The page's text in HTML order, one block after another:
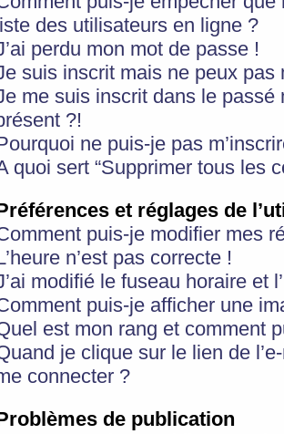
des utilisateurs en ligne ?
perdu mon mot de passe !
suis inscrit mais ne peux pas
me suis inscrit dans le
?!
ne puis-je pas
quoi sert “Supprimer tous les
et réglages de
puis-je modifier mes
n’est pas correcte !
modifié le fuseau horaire et
puis-je afficher une
est mon rang et comment
je clique sur le lien de
connecter ?
de publication